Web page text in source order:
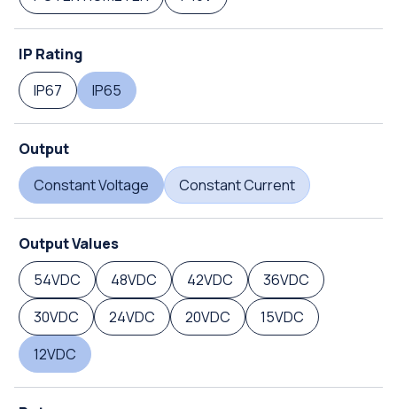
IP Rating
IP67
IP65
Output
Constant Voltage
Constant Current
Output Values
54VDC
48VDC 42VDC
36VDC
30VDC
24VDC 20VDC
15VDC
12VDC